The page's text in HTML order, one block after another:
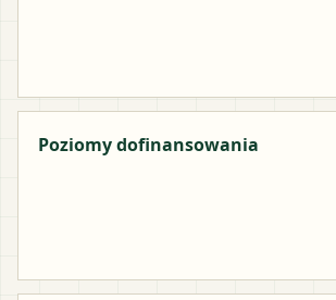
Poziomy dofinansowania